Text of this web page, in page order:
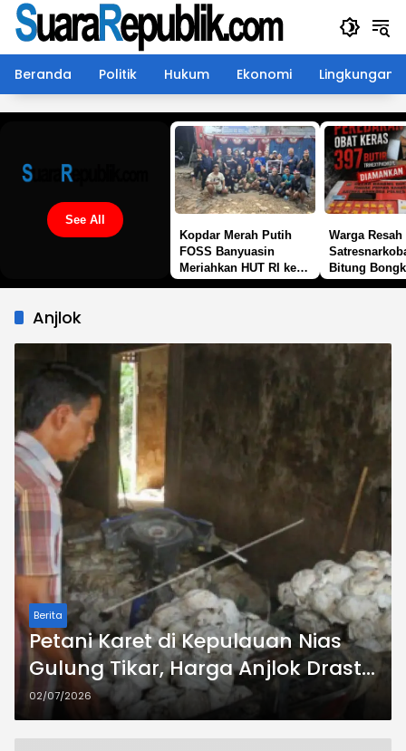
Langsung
konten
Beranda
Politik Hukum Ekonomi Lingkungan
See All
Kopdar Merah Putih
FOSS Banyuasin
Meriahkan HUT RI ke-
Warga
Bitung
Anjlok
Berita
Petani Karet di Kepulauan Nias
Gulung Tikar, Harga Anjlok Drastis
dalam Sepekan
02/07/2026